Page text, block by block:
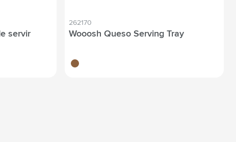
servir
262170
Wooosh Queso Serving Tray
brun bois